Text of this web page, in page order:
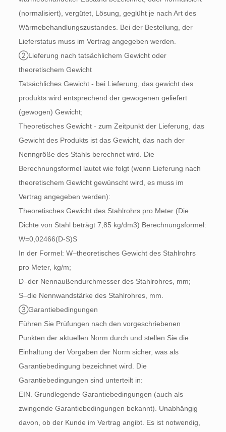
(normalisiert), vergütet, Lösung, geglüht je nach Art des
Wärmebehandlungszustandes. Bei der Bestellung, der
Lieferstatus muss im Vertrag angegeben werden.
②Lieferung nach tatsächlichem Gewicht oder
theoretischem Gewicht
Tatsächliches Gewicht - bei Lieferung, das gewicht des
produkts wird entsprechend der gewogenen geliefert
(gewogen) Gewicht;
Theoretisches Gewicht - zum Zeitpunkt der Lieferung, das
Gewicht des Produkts ist das Gewicht, das nach der
Nenngröße des Stahls berechnet wird. Die
Berechnungsformel lautet wie folgt (wenn Lieferung nach
theoretischem Gewicht gewünscht wird, es muss im
Vertrag angegeben werden):
Theoretisches Gewicht des Stahlrohrs pro Meter (Die
Dichte von Stahl beträgt 7,85 kg/dm3) Berechnungsformel:
W=0,02466(D-S)S
In der Formel: W–theoretisches Gewicht des Stahlrohrs
pro Meter, kg/m;
D–der Nennaußendurchmesser des Stahlrohres, mm;
S–die Nennwandstärke des Stahlrohres, mm.
③Garantiebedingungen
Führen Sie Prüfungen nach den vorgeschriebenen
Punkten der aktuellen Norm durch und stellen Sie die
Einhaltung der Vorgaben der Norm sicher, was als
Garantiebedingung bezeichnet wird. Die
Garantiebedingungen sind unterteilt in:
EIN. Grundlegende Garantiebedingungen (auch als
zwingende Garantiebedingungen bekannt). Unabhängig
davon, ob der Kunde im Vertrag angibt. Es ist notwendig,